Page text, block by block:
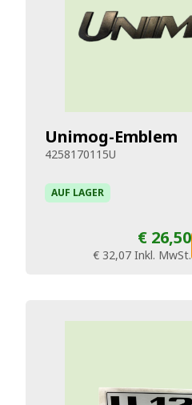
Unimog-Emblem
4258170115U
AUF LAGER
€ 26,50
€ 32,07 Inkl. MwSt.